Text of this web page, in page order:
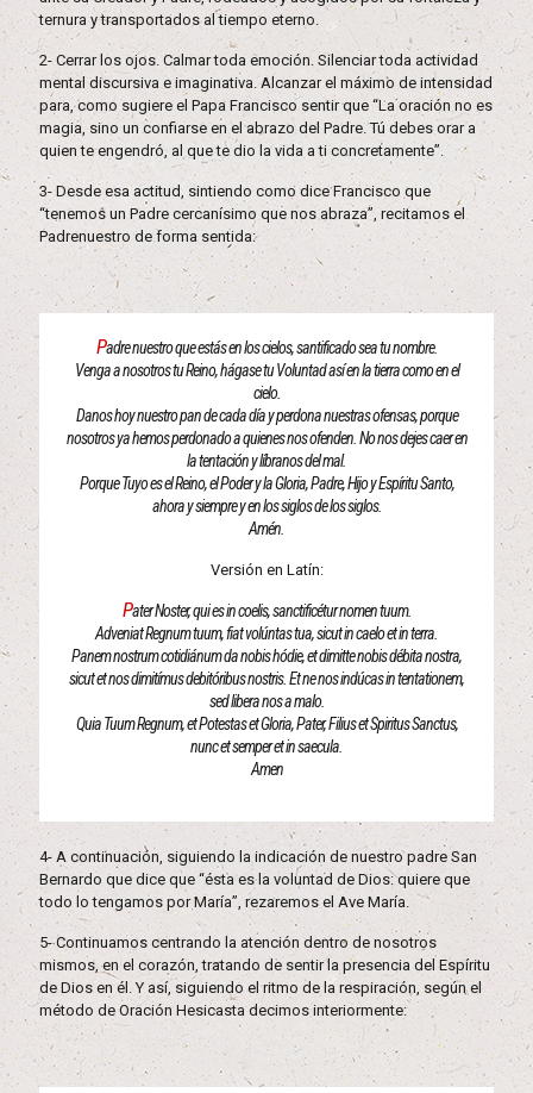
ternura y transportados al tiempo eterno.
2- Cerrar los ojos. Calmar toda emoción. Silenciar toda actividad
mental discursiva e imaginativa. Alcanzar el máximo de intensidad
para, como sugiere el Papa Francisco sentir que “La oración no es
magia, sino un confiarse en el abrazo del Padre. Tú debes orar a
quien te engendró, al que te dio la vida a ti concretamente”.
3- Desde esa actitud, sintiendo como dice Francisco que
“tenemos un Padre cercanísimo que nos abraza”, recitamos el
Padrenuestro de forma sentida:
Padre nuestro que estás en los cielos, santificado sea tu nombre.
Venga a nosotros tu Reino, hágase tu Voluntad así en la tierra como en el
cielo.
Danos hoy nuestro pan de cada día y perdona nuestras ofensas, porque
nosotros ya hemos perdonado a quienes nos ofenden. No nos dejes caer en
la tentación y líbranos del mal.
Porque Tuyo es el Reino, el Poder y la Gloria, Padre, Hijo y Espíritu Santo,
ahora y siempre y en los siglos de los siglos.
Amén.
Versión en Latín:
Pater Noster, qui es in coelis, sanctificétur nomen tuum.
Adveniat Regnum tuum, fiat volúntas tua, sicut in caelo et in terra.
Panem nostrum cotidiánum da nobis hódie, et dimitte nobis débita nostra,
sicut et nos dimitímus debitóribus nostris. Et ne nos indúcas in tentationem,
sed libera nos a malo.
Quia Tuum Regnum, et Potestas et Gloria, Pater, Filius et Spiritus Sanctus,
nunc et semper et in saecula.
Amen
4- A continuación, siguiendo la indicación de nuestro padre San
Bernardo que dice que “ésta es la voluntad de Dios: quiere que
todo lo tengamos por María”, rezaremos el Ave María.
5- Continuamos centrando la atención dentro de nosotros
mismos, en el corazón, tratando de sentir la presencia del Espíritu
de Dios en él. Y así, siguiendo el ritmo de la respiración, según el
método de Oración Hesicasta decimos interiormente: